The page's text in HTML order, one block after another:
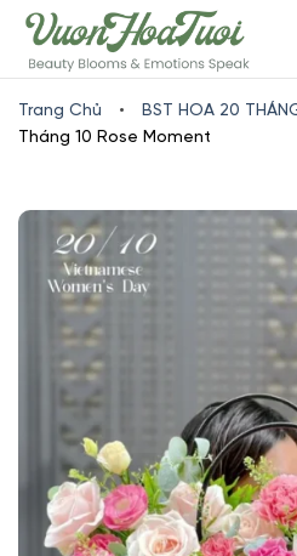
www.vuonhoatuoi.vnSkip
to
content
Trang Chủ • BST HOA 20
Tháng 10 Rose Moment